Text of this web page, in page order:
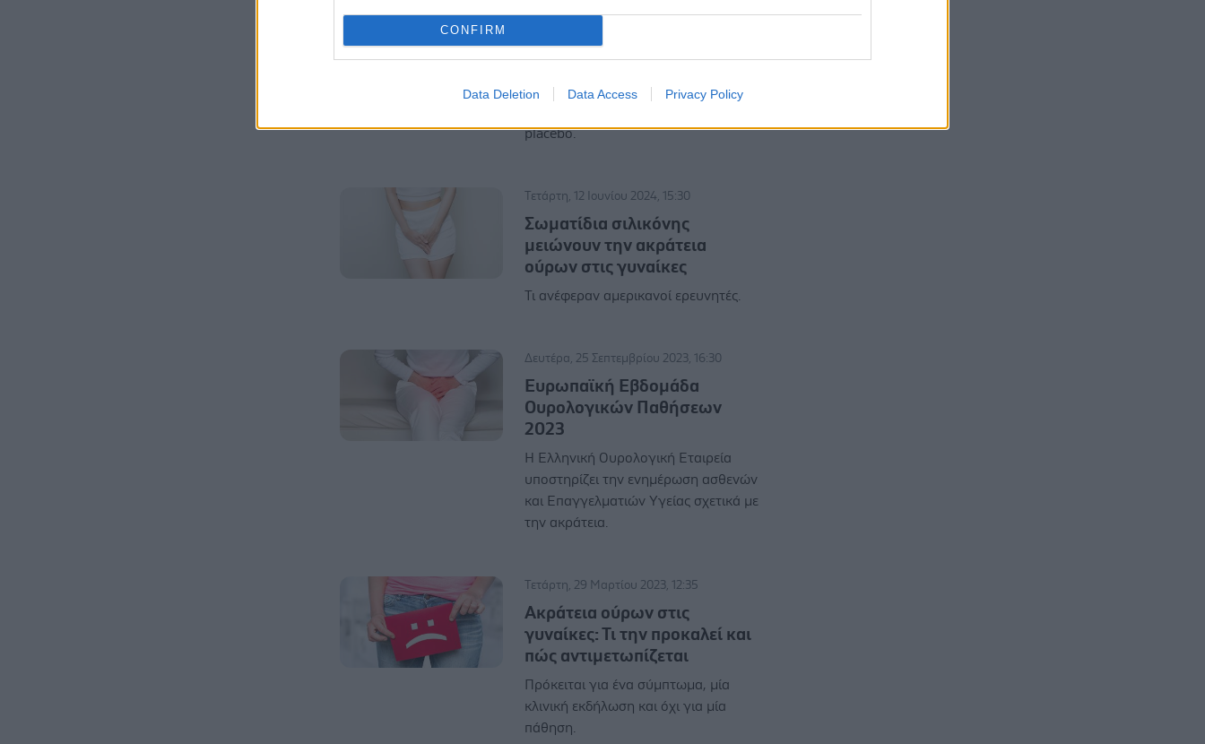
CONFIRM
Data Deletion Data Access Privacy Policy
Δοκιμάζεται πειραματικό
φάρμακο για την ακράτεια
των διαρροιών κατά 58%, σε
placebo.
Τετάρτη, 12 Ιουνίου 2024, 15:30
Σωματίδια σιλικόνης
μειώνουν την ακράτεια
ούρων στις γυναίκες
Τι ανέφεραν αμερικανοί ερευνητές.
Δευτέρα, 25 Σεπτεμβρίου 2023, 16:30
Ευρωπαϊκή Εβδομάδα
Ουρολογικών Παθήσεων
2023
Η Ελληνική Ουρολογική Εταιρεία
υποστηρίζει την ενημέρωση ασθενών
και Επαγγελματιών Υγείας σχετικά με
την ακράτεια.
Τετάρτη, 29 Μαρτίου 2023, 12:35
Ακράτεια ούρων στις
γυναίκες: Τι την προκαλεί και
πώς αντιμετωπίζεται
Πρόκειται για ένα σύμπτωμα, μία
κλινική εκδήλωση και όχι για μία
πάθηση.